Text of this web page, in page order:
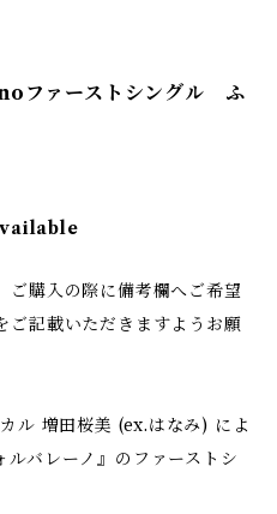
ファーストシングル ふ
ご購入の際に備考欄へご希望
ご記載いただきますようお願
ル 増田桜美 (ex.はなみ) によ
ルバレーノ』のファーストシ